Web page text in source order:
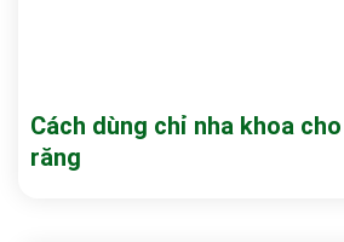
Cách dùng chỉ nha khoa
răng